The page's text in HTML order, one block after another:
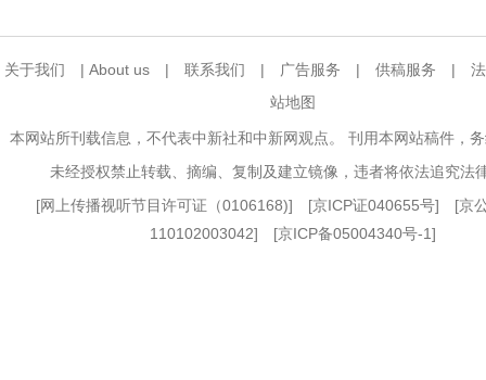
关于我们 | About us | 联系我们 | 广告服务 | 供稿服务 |
站地图
本网站所刊载信息，不代表中新社和中新网观点。 刊用本网站稿件，
未经授权禁止转载、摘编、复制及建立镜像，违者将依法追究法
[网上传播视听节目许可证（0106168)] [京ICP证040655号] [京
110102003042] [京ICP备05004340号-1]